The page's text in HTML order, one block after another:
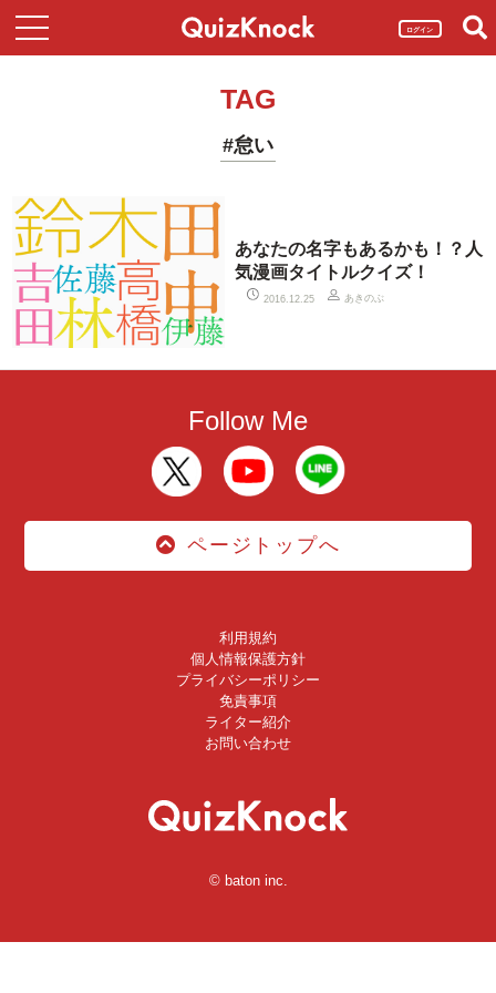
ログイン
TAG
#怠い
あなたの名字もあるかも！？人
気漫画タイトルクイズ！
2016.12.25 あきのぶ
Follow Me
ページトップへ
利用規約
個人情報保護方針
プライバシーポリシー
免責事項
ライター紹介
お問い合わせ
© baton inc.